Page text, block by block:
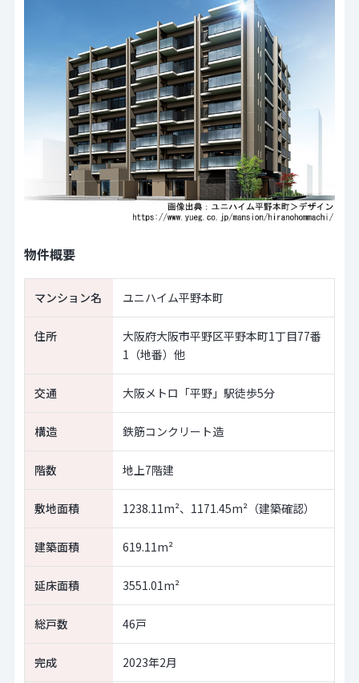
物件概要
マンション名 ユニハイム平野本町
住所
大阪府大阪市平野区平野本町1丁目77番
1（地番）他
交通 大阪メトロ「平野」駅徒歩5分
構造 鉄筋コンクリート造
階数 地上7階建
敷地面積 1238.11m²、1171.45m²（建築確認）
建築面積 619.11m²
延床面積 3551.01m²
総戸数 46戸
完成 2023年2月